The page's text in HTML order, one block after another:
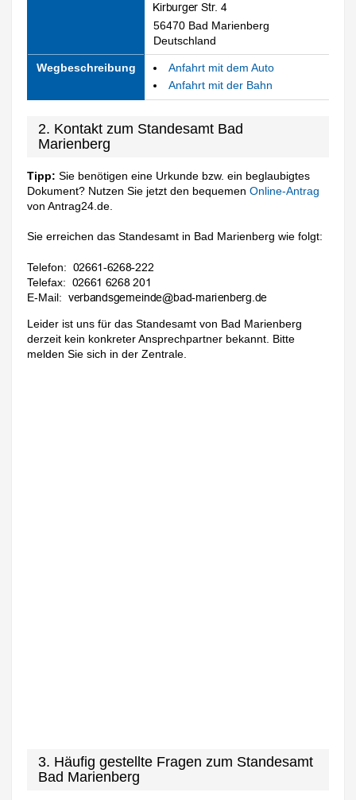
56470 Bad Marienberg
Deutschland
Wegbeschreibung
Anfahrt mit dem Auto
Anfahrt mit der Bahn
2. Kontakt zum Standesamt Bad
Marienberg
Tipp: Sie benötigen eine Urkunde bzw. ein beglaubigtes
Dokument? Nutzen Sie jetzt den bequemenOnline-Antrag
von Antrag24.de.
Sie erreichen das Standesamt in Bad Marienberg wie folgt:
Telefon:
Telefax:
E-Mail:
Leider ist uns für das Standesamt von Bad Marienberg
derzeit kein konkreter Ansprechpartner bekannt. Bitte
melden Sie sich in der Zentrale.
3. Häufig gestellte Fragen zum Standesamt
Bad Marienberg